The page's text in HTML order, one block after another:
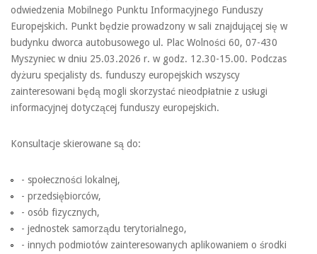
odwiedzenia Mobilnego Punktu Informacyjnego Funduszy
Europejskich. Punkt będzie prowadzony w sali znajdującej się w
budynku dworca autobusowego ul. Plac Wolności 60, 07-430
Myszyniec w dniu 25.03.2026 r. w godz. 12.30-15.00. Podczas
dyżuru specjalisty ds. funduszy europejskich wszyscy
zainteresowani będą mogli skorzystać nieodpłatnie z usługi
informacyjnej dotyczącej funduszy europejskich.
Konsultacje skierowane są do:
- społeczności lokalnej,
- przedsiębiorców,
- osób fizycznych,
- jednostek samorządu terytorialnego,
- innych podmiotów zainteresowanych aplikowaniem o środki